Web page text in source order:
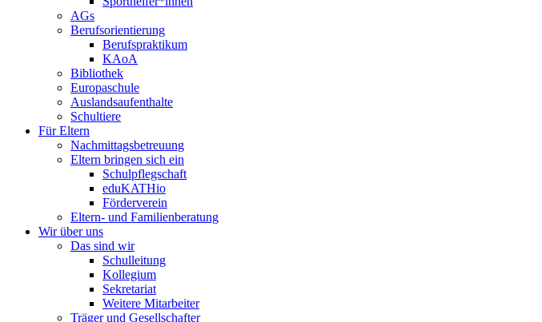
AGs
Berufsorientierung
Berufspraktikum
KAoA
Bibliothek
Europaschule
Auslandsaufenthalte
Schultiere
Für Eltern
Nachmittagsbetreuung
Eltern bringen sich ein
Schulpflegschaft
eduKATHio
Förderverein
Eltern- und Familienberatung
Wir über uns
Das sind wir
Schulleitung
Kollegium
Sekretariat
Weitere Mitarbeiter
Träger und Gesellschafter